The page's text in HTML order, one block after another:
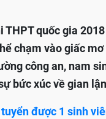
THPT quốc gia
chạm vào giấc
công an, nam
bức xúc về gian
được 1 sinh